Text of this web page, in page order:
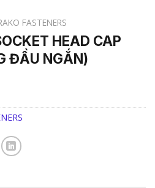
FASTENERS
HEAD CAP
ĐẦU NGẮN)